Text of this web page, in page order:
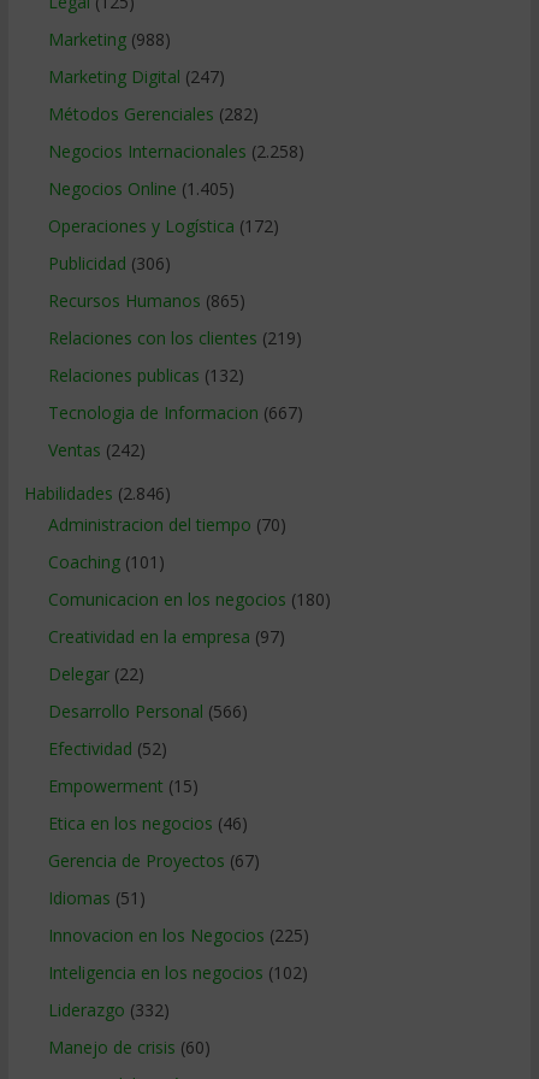
Marketing(988)
Marketing Digital (247)
Métodos Gerenciales (282)
Negocios Internacionales (2.258)
Negocios Online (1.405)
Operaciones y Logística (172)
Publicidad (306)
Recursos Humanos (865)
Relaciones con los clientes (219)
Relaciones publicas (132)
Tecnologia de Informacion (667)
Ventas (242)
Habilidades (2.846)
Administracion del tiempo (70)
Coaching(101)
Comunicacion en los negocios (180)
Creatividad en la empresa (97)
Delegar(22)
Desarrollo Personal (566)
Efectividad (52)
Empowerment (15)
Etica en los negocios (46)
Gerencia de Proyectos (67)
Idiomas (51)
Innovacion en los Negocios (225)
Inteligencia en los negocios (102)
Liderazgo (332)
Manejo de crisis (60)